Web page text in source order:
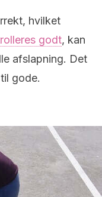
hvilket
godt, kan
afslapning. Det
gode.